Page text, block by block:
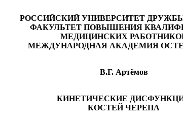
РОССИЙСКИЙ УНИВЕРСИТЕТ
ФАКУЛЬТЕТ ПОВЫШЕНИЯ
МЕДИЦИНСКИХ
МЕЖДУНАРОДНАЯ АКАДЕМИЯ
В.Г. Артёмов
КИНЕТИЧЕСКИЕ
КОСТЕЙ ЧЕРЕПА